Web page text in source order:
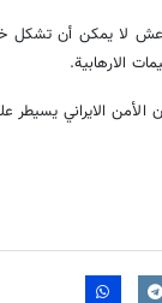
لا يمكن أن تشكل
الارهابية.
الأمن الايراني